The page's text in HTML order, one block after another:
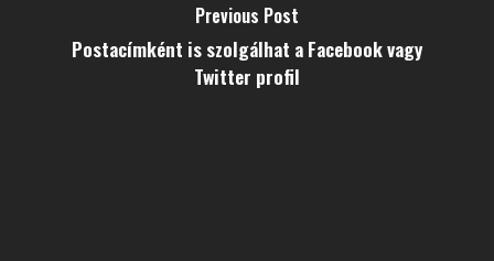
Previous Post
Postacímként is szolgálhat a Facebook vagy
Twitter profil